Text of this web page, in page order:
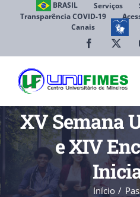
BRASIL Serviços
Transparência COVID-19
Canais
Facebook
XV Semana
e XIV
Início